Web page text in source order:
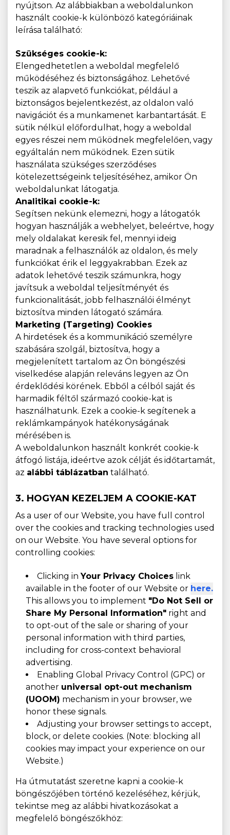
nyújtson. Az alábbiakban a weboldalunkon
használt cookie-k különböző kategóriáinak
leírása található:
Szükséges cookie-k:
Elengedhetetlen a weboldal megfelelő
működéséhez és biztonságához. Lehetővé
teszik az alapvető funkciókat, például a
biztonságos bejelentkezést, az oldalon való
navigációt és a munkamenet karbantartását. E
sütik nélkül előfordulhat, hogy a weboldal
egyes részei nem működnek megfelelően, vagy
egyáltalán nem működnek. Ezen sütik
használata szükséges szerződéses
kötelezettségeink teljesítéséhez, amikor Ön
weboldalunkat látogatja.
Analitikai cookie-k:
Segítsen nekünk elemezni, hogy a látogatók
hogyan használják a webhelyet, beleértve, hogy
mely oldalakat keresik fel, mennyi ideig
maradnak a felhasználók az oldalon, és mely
funkciókat érik el leggyakrabban. Ezek az
adatok lehetővé teszik számunkra, hogy
javítsuk a weboldal teljesítményét és
funkcionalitását, jobb felhasználói élményt
biztosítva minden látogató számára.
Marketing (Targeting) Cookies
A hirdetések és a kommunikáció személyre
szabására szolgál, biztosítva, hogy a
megjelenített tartalom az Ön böngészési
viselkedése alapján releváns legyen az Ön
érdeklődési körének. Ebből a célból saját és
harmadik féltől származó cookie-kat is
használhatunk. Ezek a cookie-k segítenek a
reklámkampányok hatékonyságának
mérésében is.
A weboldalunkon használt konkrét cookie-k
átfogó listája, ideértve azok célját és időtartamát,
az alábbi táblázatban található.
3. HOGYAN KEZELJEM A COOKIE-KAT
As a user of our Website, you have full control
over the cookies and tracking technologies used
on our Website. You have several options for
controlling cookies:
Clicking inYour Privacy Choices link
available in the footer of our Website or here.
This allows you to implement "Do Not Sell or
Share My Personal Information" right and
to opt-out of the sale or sharing of your
personal information with third parties,
including for cross-context behavioral
advertising.
Enabling Global Privacy Control (GPC) or
another universal opt-out mechanism
(UOOM) mechanism in your browser, we
honor these signals.
Adjusting your browser settings to accept,
block, or delete cookies. (Note: blocking all
cookies may impact your experience on our
Website.)
Ha útmutatást szeretne kapni a cookie-k
böngészőjében történő kezeléséhez, kérjük,
tekintse meg az alábbi hivatkozásokat a
megfelelő böngészőkhöz: